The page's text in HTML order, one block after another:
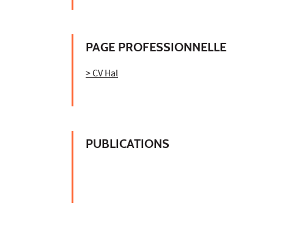
PAGE PROFESSIONNELLE
> CV Hal
PUBLICATIONS